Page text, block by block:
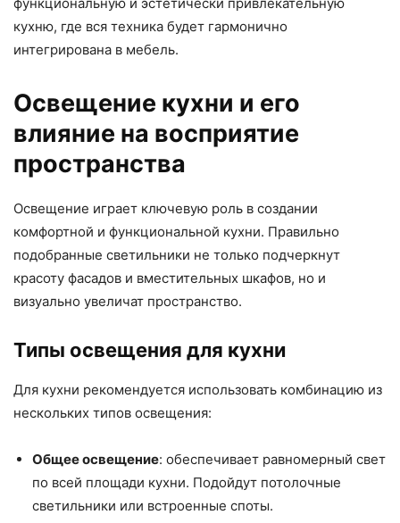
кухню, где вся техника будет гармонично
интегрирована в мебель.
Освещение кухни и его
влияние на восприятие
пространства
Освещение играет ключевую роль в создании
комфортной и функциональной кухни. Правильно
подобранные светильники не только подчеркнут
красоту фасадов и вместительных шкафов, но и
визуально увеличат пространство.
Типы освещения для кухни
Для кухни рекомендуется использовать комбинацию из
нескольких типов освещения:
Общее освещение: обеспечивает равномерный свет
по всей площади кухни. Подойдут потолочные
светильники или встроенные споты.